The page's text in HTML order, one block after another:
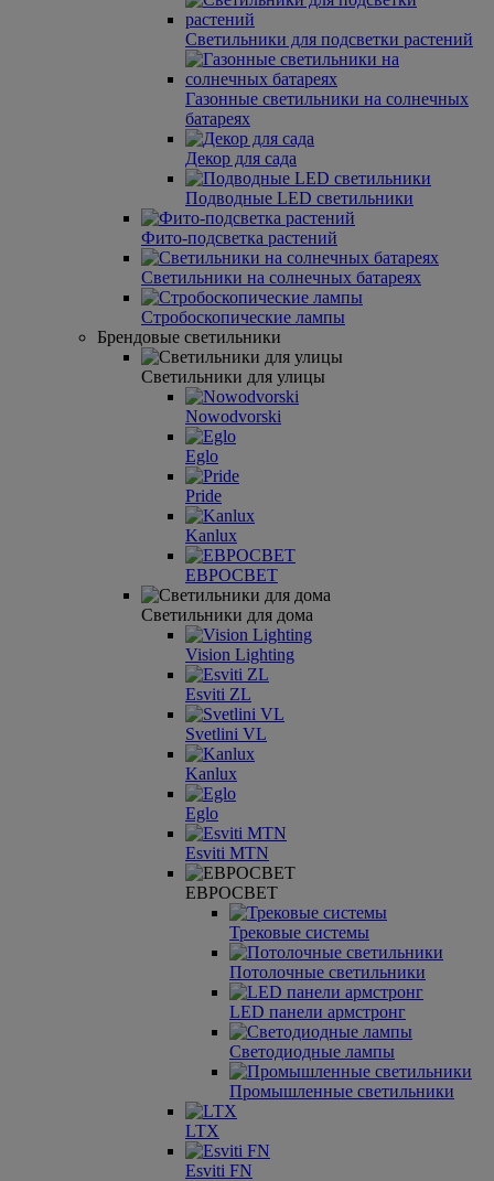
Светильники для подсветки растений
Газонные светильники на солнечных
батареях
Декор для сада
Подводные LED светильники
Фито-подсветка растений
Светильники на солнечных батареях
Стробоскопические лампы
Брендовые светильники
Светильники для улицы
Nowodvorski
Eglo
Pride
Kanlux
ЕВРОCВЕT
Светильники для дома
Vision Lighting
Esviti ZL
Svetlini VL
Kanlux
Eglo
Esviti MTN
ЕВРОСВЕТ
Трековые системы
Потолочные светильники
LED панели армстронг
Светодиодные лампы
Промышленные светильники
LTX
Esviti FN